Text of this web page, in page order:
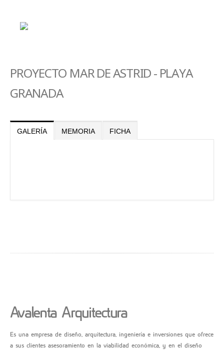
PROYECTO MAR DE ASTRID - PLAYA
GRANADA
GALERÍA MEMORIA FICHA
Avalenta Arquitectura
Es una empresa de diseño, arquitectura, ingeniería e inversiones que ofrece
a sus clientes asesoramiento en la viabilidad económica, y en el diseño